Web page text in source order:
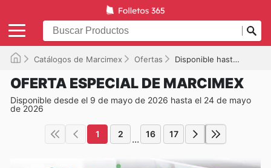
Catálogos de Marcimex Ofertas Disponible hasta el 24/05/2026
OFERTA ESPECIAL DE MARCIMEX
Disponible desde el 9 de mayo de 2026 hasta el 24 de mayo
de 2026
1 2 ... 16 17